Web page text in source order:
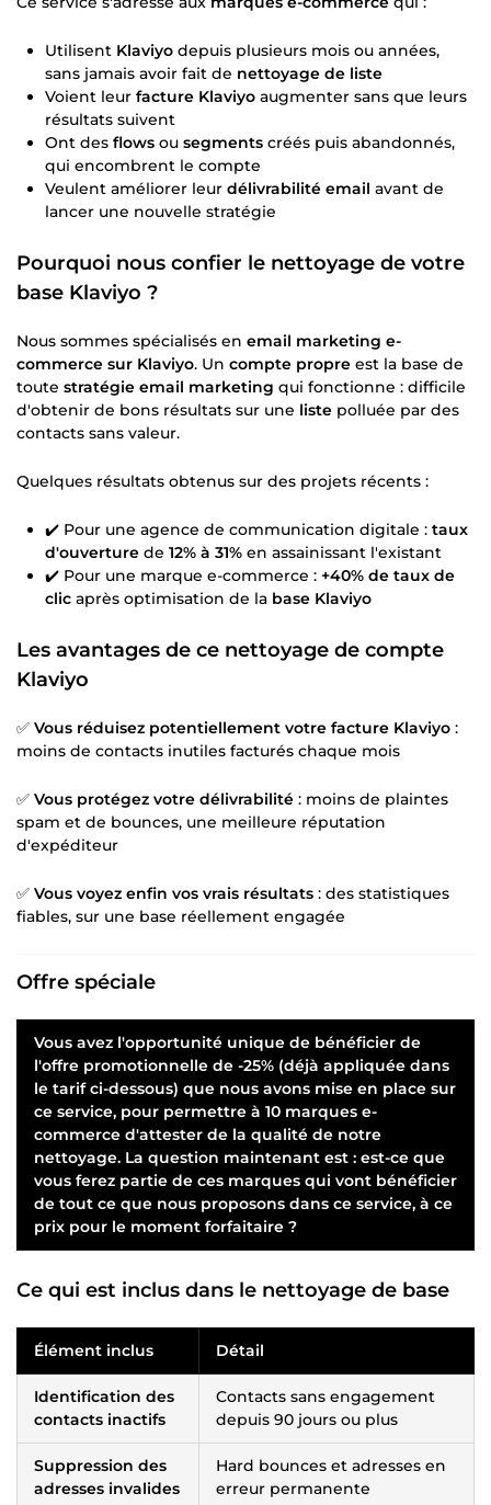
Utilisent Klaviyo depuis plusieurs mois ou années,
sans jamais avoir fait de nettoyage de liste
Voient leur facture Klaviyo augmenter sans que leurs
résultats suivent
Ont des flows ou segments créés puis abandonnés,
qui encombrent le compte
Veulent améliorer leur délivrabilité email avant de
lancer une nouvelle stratégie
Pourquoi nous confier le nettoyage de votre
base Klaviyo ?
Nous sommes spécialisés en email marketing e-
commerce sur Klaviyo. Un compte propre est la base de
toute stratégie email marketing qui fonctionne : difficile
d'obtenir de bons résultats sur une liste polluée par des
contacts sans valeur.
Quelques résultats obtenus sur des projets récents :
✔️ Pour une agence de communication digitale : taux
d'ouverture de 12% à 31% en assainissant l'existant
✔️ Pour une marque e-commerce : +40% de taux de
clic après optimisation de la base Klaviyo
Les avantages de ce nettoyage de compte
Klaviyo
✅ Vous réduisez potentiellement votre facture Klaviyo :
moins de contacts inutiles facturés chaque mois
✅ Vous protégez votre délivrabilité : moins de plaintes
spam et de bounces, une meilleure réputation
d'expéditeur
✅ Vous voyez enfin vos vrais résultats : des statistiques
fiables, sur une base réellement engagée
Offre spéciale
Vous avez l'opportunité unique de bénéficier de
l'offre promotionnelle de -25% (déjà appliquée dans
le tarif ci-dessous) que nous avons mise en place sur
ce service, pour permettre à 10 marques e-
commerce d'attester de la qualité de notre
nettoyage. La question maintenant est : est-ce que
vous ferez partie de ces marques qui vont bénéficier
de tout ce que nous proposons dans ce service, à ce
prix pour le moment forfaitaire ?
Ce qui est inclus dans le nettoyage de base
Élément inclus Détail
Identification des
contacts inactifs
Contacts sans engagement
depuis 90 jours ou plus
Suppression des
adresses invalides
Hard bounces et adresses en
erreur permanente